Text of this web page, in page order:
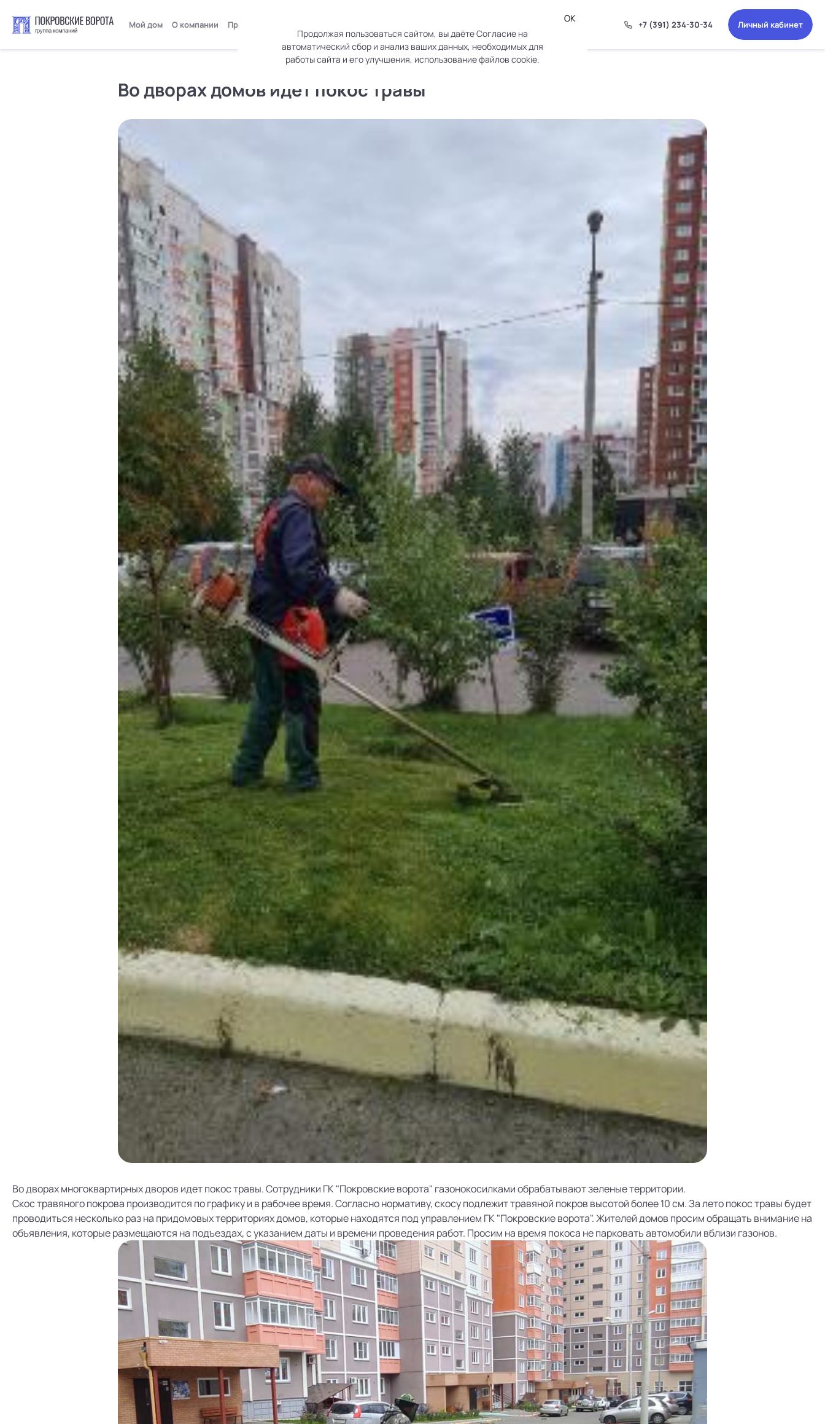
Мой дом О компании Пресс-центр +7 (391) 234-30-34 Личный кабинет
Во дворах домов идет покос травы
Во дворах многоквартирных дворов идет покос травы. Сотрудники ГК "Покровские ворота" газонокосилками обрабатывают зеленые территории.
Скос травяного покрова производится по графику и в рабочее время. Согласно нормативу, скосу подлежит травяной покров высотой более 10 см. За лето покос травы будет
проводиться несколько раз на придомовых территориях домов, которые находятся под управлением ГК "Покровские ворота". Жителей домов просим обращать внимание на
объявления, которые размещаются на подъездах, с указанием даты и времени проведения работ. Просим на время покоса не парковать автомобили вблизи газонов.
ОК
Продолжая пользоваться сайтом, вы даётеСогласие на
автоматический сбор и анализ ваших данных, необходимых для
работы сайта и его улучшения, использование файлов cookie.